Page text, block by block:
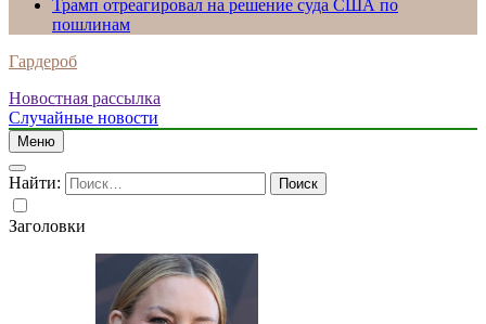
Трамп отреагировал на решение суда США по
пошлинам
Гардероб
Новостная рассылка
Случайные новости
Меню
Найти:
Заголовки